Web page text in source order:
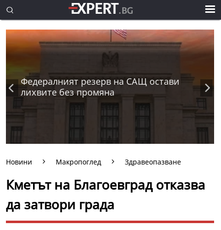
Федералният резерв на САЩ остави
лихвите без промяна
Новини Макропоглед Здравеопазване
Кметът на Благоевград отказва
да затвори града